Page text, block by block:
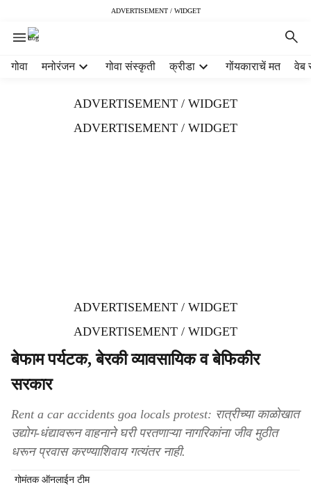
ADVERTISEMENT / WIDGET
गोवा मनोरंजन गोवा संस्कृती क्रीडा गोंयकाराचें मत वेब
ADVERTISEMENT / WIDGET
ADVERTISEMENT / WIDGET
ADVERTISEMENT / WIDGET
ADVERTISEMENT / WIDGET
बेफाम पर्यटक, बेरकी व्यावसायिक व बेफिकीर
सरकार
Rent a car accidents goa locals protest: रात्रीच्या काळोखात
उद्योग-धंद्यावरून वाहनाने घरी परतणाऱ्या नागरिकांना जीव मुठीत
धरून प्रवास करण्याशिवाय गत्यंतर नाही.
गोमंतक ऑनलाईन टीम